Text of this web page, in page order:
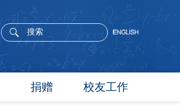
捐赠 校友工作